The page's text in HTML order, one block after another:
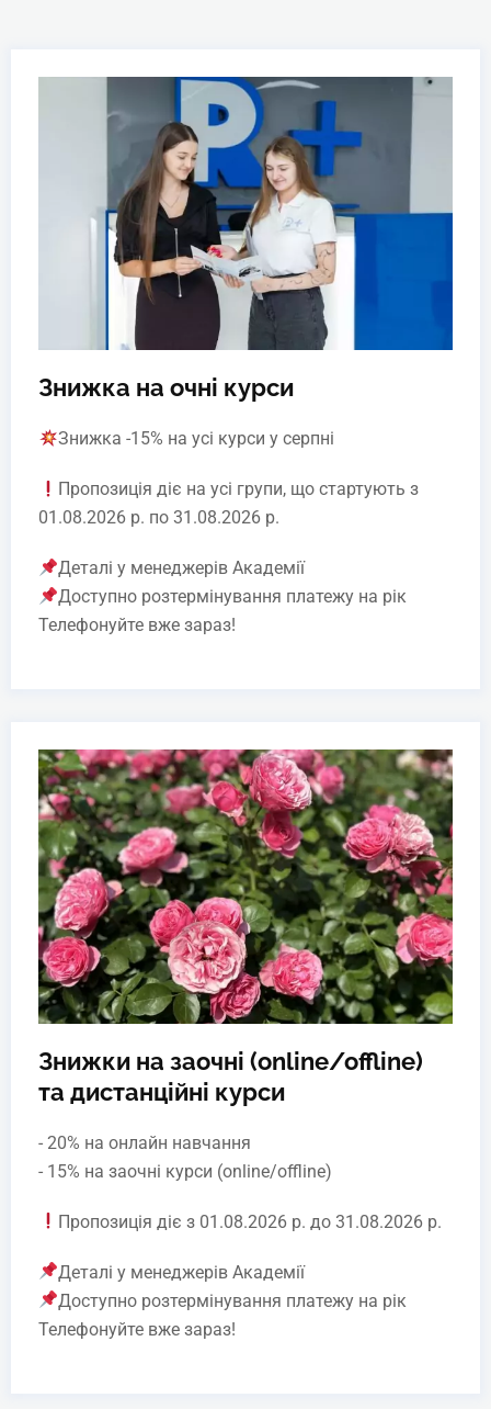
Знижка на очні курси
Знижка -15% на усі курси у серпні
Пропозиція діє на усі групи, що стартують з
01.08.2026 р. по 31.08.2026 р.
Деталі у менеджерів Академії
Доступно розтермінування платежу на рік
Телефонуйте вже зараз!
Знижки на заочні (online/offline)
та дистанційні курси
- 20% на онлайн навчання
- 15% на заочні курси (online/offline)
Пропозиція діє з 01.08.2026 р. до 31.08.2026 р.
Деталі у менеджерів Академії
Доступно розтермінування платежу на рік
Телефонуйте вже зараз!